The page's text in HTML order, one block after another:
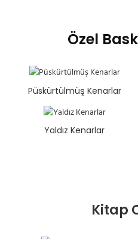
Özel
Püskürtülmüş Kenarlar
Yaldız Kenarlar
Kitap